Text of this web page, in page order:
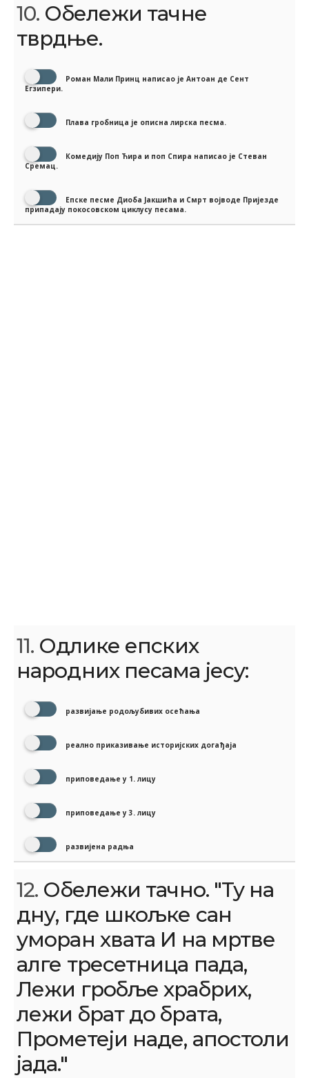
10. Обележи тачне
тврдње.
Роман Мали Принц написао је Антоан де Сент
Егзипери.
Плава гробница је описна лирска песма.
Комедију Поп Ћира и поп Спира написао је Стеван
Сремац.
Епске песме Диоба Јакшића и Смрт војводе Пријезде
припадају покосовском циклусу песама.
11. Одлике епских
народних песама јесу:
развијање родољубивих осећања
реално приказивање историјских догађаја
приповедање у 1. лицу
приповедање у 3. лицу
развијена радња
12. Обележи тачно. "Ту на
дну, где шкољке сан
уморан хвата И на мртве
алге тресетница пада,
Лежи гробље храбрих,
лежи брат до брата,
Прометеји наде, апостоли
јада."